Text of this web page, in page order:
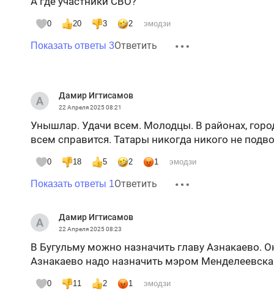
0 20 3 2 эмодзи
Показать ответы 3Ответить
Дамир Игтисамов
22 Апреля 202508:21
Унышлар. Удачи всем. Молодцы. В районах,
всем справится. Татары никогда никого не
0 18 5 2 1 эмодзи
Показать ответы 1Ответить
Дамир Игтисамов
22 Апреля 202508:23
В Бугульму можно назначить главу Азнакаево.
Азнакаево надо назначить мэром
0 11 2 1 эмодзи